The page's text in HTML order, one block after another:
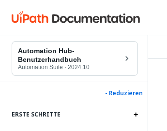
Automation Hub-
Benutzerhandbuch
Automation Suite · 2024.10
- Reduzieren
ERSTE SCHRITTE